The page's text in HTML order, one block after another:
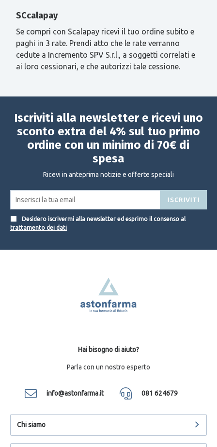
SCcalapay
Se compri con Scalapay ricevi il tuo ordine subito e
paghi in 3 rate. Prendi atto che le rate verranno
cedute a Incremento SPV S.r.l., a soggetti correlati e
ai loro cessionari, e che autorizzi tale cessione.
Iscriviti alla newsletter e ricevi uno
sconto extra del 4% sul tuo primo
ordine con un minimo di 70€ di
spesa
Ricevi in anteprima notizie e offerte speciali
ISCRIVITI
Desidero iscrivermi alla newsletter ed esprimo il consenso al
trattamento dei dati
Hai bisogno di aiuto?
Parla con un nostro esperto
info@astonfarma.it 081 624679
Chi siamo